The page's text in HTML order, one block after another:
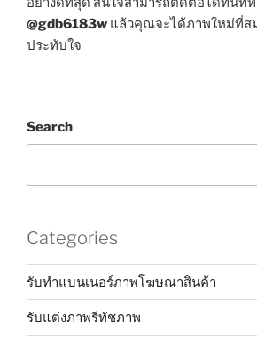
@gdb6183w แล้วคุณจะได้ภาพใหม่ที่
ประทับใจ
Search
Categories
รับทำแบนเนอร์ภาพโฆษณาสินค้า
รับแต่งภาพรีทัชภาพ